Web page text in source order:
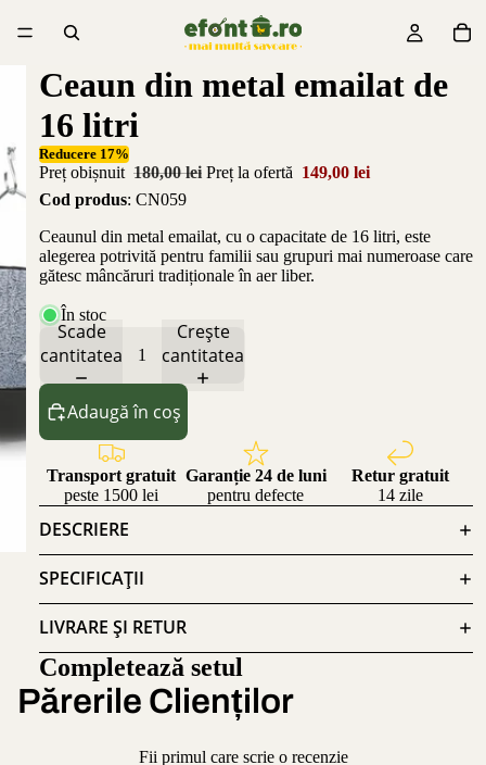
Ceaun din metal emailat de
16 litri
Reducere 17%
Preț obișnuit 180,00 lei Preț la ofertă 149,00 lei
Cod produs: CN059
Ceaunul din metal emailat, cu o capacitate de 16 litri, este
alegerea potrivită pentru familii sau grupuri mai numeroase care
gătesc mâncăruri tradiționale în aer liber.
În stoc
Scade
cantitatea
Crește
cantitatea
Adaugă în coș
Transport gratuit
peste 1500 lei
Garanție 24 de luni
pentru defecte
Retur gratuit
14 zile
DESCRIERE
SPECIFICAȚII
LIVRARE ȘI RETUR
Completează setul
Părerile Clienților
Fii primul care scrie o recenzie